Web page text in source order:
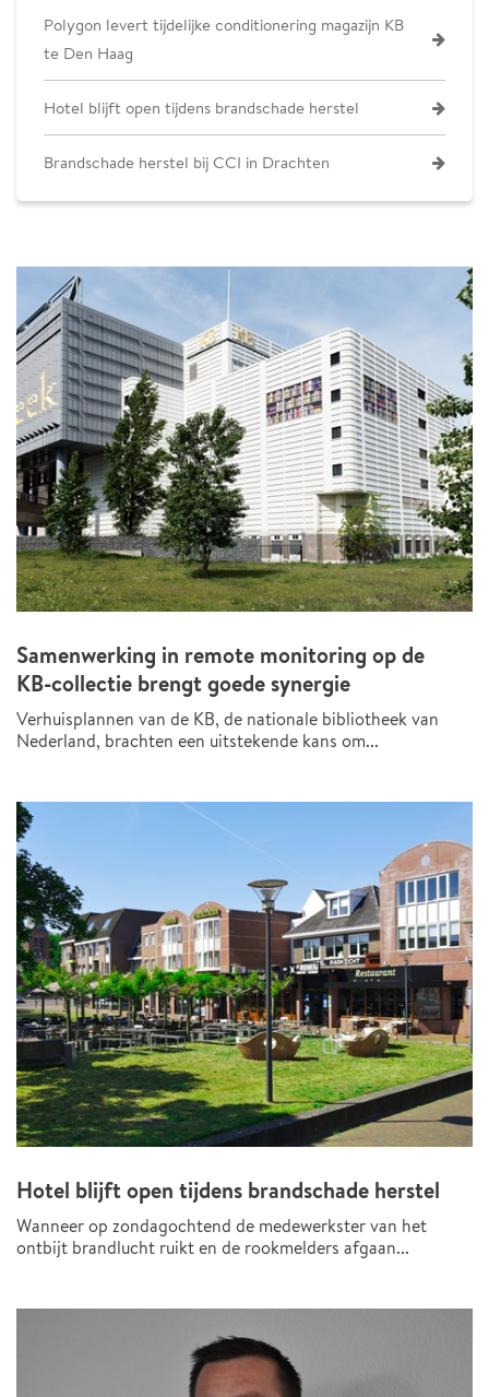
Polygon levert tijdelijke conditionering magazijn KB
te Den Haag
Hotel blijft open tijdens brandschade herstel
Brandschade herstel bij CCI in Drachten
Samenwerking in remote monitoring op de
KB-collectie brengt goede synergie
Verhuisplannen van de KB, de nationale bibliotheek van
Nederland, brachten een uitstekende kans om...
Hotel blijft open tijdens brandschade herstel
Wanneer op zondagochtend de medewerkster van het
ontbijt brandlucht ruikt en de rookmelders afgaan...